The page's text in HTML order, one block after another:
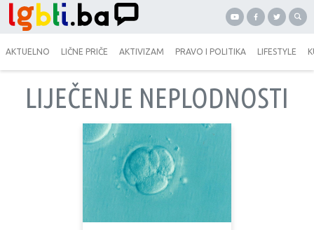
AKTUELNO LIČNE PRIČE AKTIVIZAM PRAVO I POLITIKA LIFESTYLE
LIJEČENJE NEPLODNOSTI